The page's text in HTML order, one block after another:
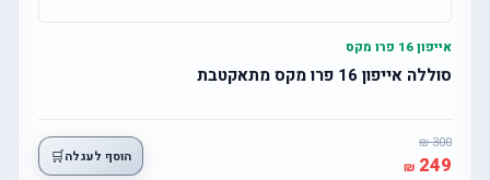
אייפון 16 פרו מקס
סוללה אייפון 16 פרו מקס מתאקטבת
300
249 הוסף לעגלה🛒